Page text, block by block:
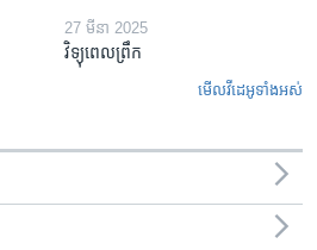
27 មីនា 2025
វិទ្យុពេលព្រឹក
មើល​វីដេអូ​ទាំង​អស់